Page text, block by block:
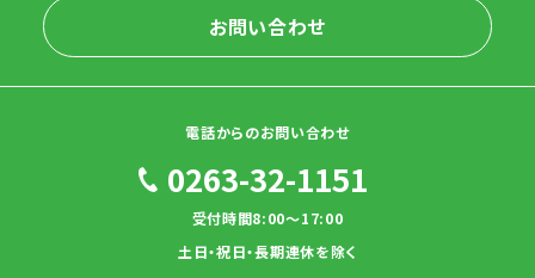
お問い合わせ
電話からのお問い合わせ
0263-32-1151
受付時間8:00～17:00
土日・祝日・長期連休を除く